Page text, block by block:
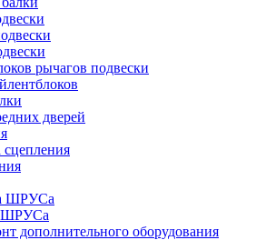
рычагов подвески
дверей
ШРУСа
ШРУСа
дополнительного оборудования